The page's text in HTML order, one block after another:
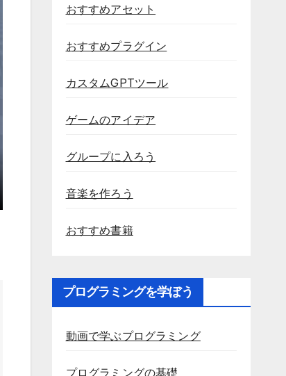
おすすめアセット
おすすめプラグイン
カスタムGPTツール
ゲームのアイデア
グループに入ろう
音楽を作ろう
おすすめ書籍
プログラミングを学ぼう
動画で学ぶプログラミング
プログラミングの基礎